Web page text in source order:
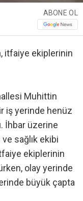
ABONE OL
itfaiye ekiplerinin
Muhittin
iş yerinde henüz
İhbar üzerine
sağlık ekibi
ekiplerinin
olay yerinde
büyük çapta